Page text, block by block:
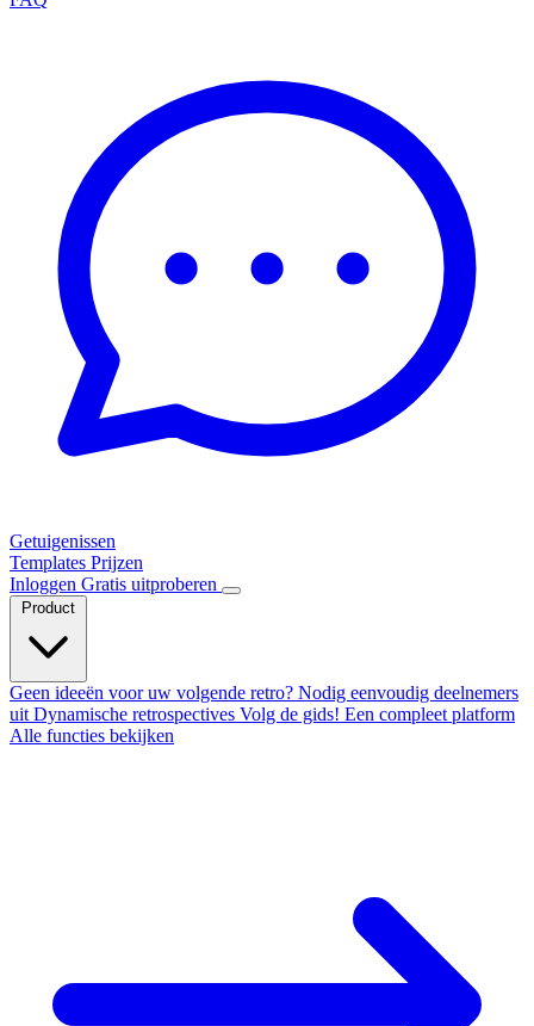
Getuigenissen
Templates Prijzen
Inloggen Gratis uitproberen
Geen ideeën voor uw volgende retro? Nodig eenvoudig deelnemers
uit Dynamische retrospectives Volg de gids! Een compleet platform
Alle functies bekijken